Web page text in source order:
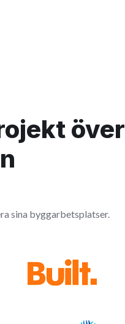
över
sina byggarbetsplatser.